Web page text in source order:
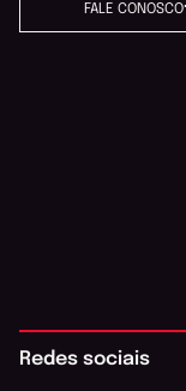
FALE CONOSCO
Redes sociais